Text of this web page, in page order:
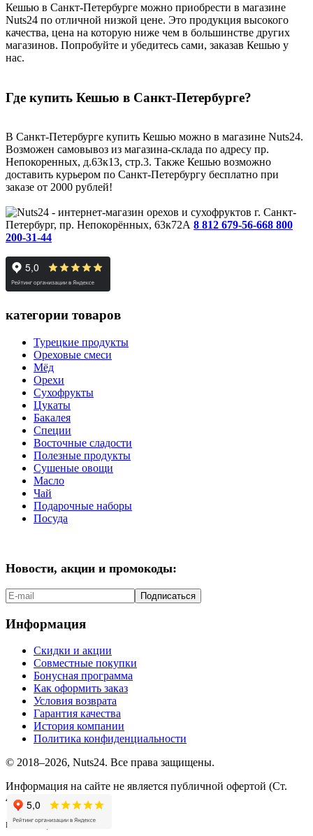
Кешью в Санкт-Петербурге можно приобрести в магазине
Nuts24 по отличной низкой цене. Это продукция высокого
качества, цена на которую ниже чем в большинстве других
магазинов. Попробуйте и убедитесь сами, заказав Кешью у
нас.
Где купить Кешью в Санкт-Петербурге?
В Санкт-Петербурге купить Кешью можно в магазине Nuts24.
Возможен самовывоз из магазина-склада по адресу пр.
Непокоренных, д.63к13, стр.3. Также Кешью возможно
доставить курьером по Санкт-Петербургу бесплатно при
заказе от 2000 рублей!
г. Санкт-
Петербург, пр. Непокорённых, 63к72А 8 812 679-56-668 800
200-31-44
категории товаров
Турецкие продукты
Ореховые смеси
Мёд
Орехи
Сухофрукты
Цукаты
Бакалея
Специи
Восточные сладости
Полезные продукты
Сушеные овощи
Масло
Чай
Подарочные наборы
Посуда
Новости, акции и промокоды:
Подписаться
Информация
Скидки и акции
Совместные покупки
Бонусная программа
Как оформить заказ
Условия возврата
Гарантия качества
История компании
Политика конфиденциальности
© 2018–2026, Nuts24. Все права защищены.
Информация на сайте не является публичной офертой (Ст.
437.2 ГК РФ).
мы в соцсетях